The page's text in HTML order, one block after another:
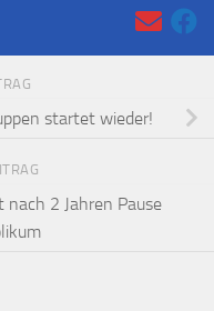
startet wieder!
2 Jahren Pause